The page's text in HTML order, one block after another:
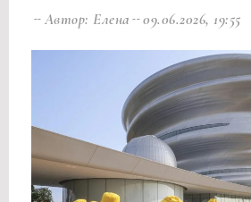
Автор: Елена 09.06.2026, 19:55